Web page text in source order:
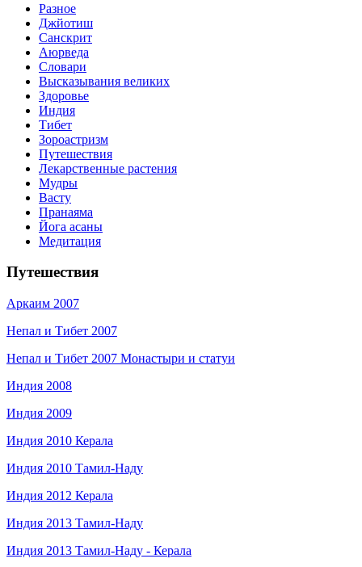
Разное
Джйотиш
Санскрит
Аюрведа
Словари
Высказывания великих
Здоровье
Индия
Тибет
Зороастризм
Путешествия
Лекарственные растения
Мудры
Васту
Пранаяма
Йога асаны
Медитация
Путешествия
Аркаим 2007
Непал и Тибет 2007
Непал и Тибет 2007 Монастыри и статуи
Индия 2008
Индия 2009
Индия 2010 Керала
Индия 2010 Тамил-Наду
Индия 2012 Керала
Индия 2013 Тамил-Наду
Индия 2013 Тамил-Наду - Керала